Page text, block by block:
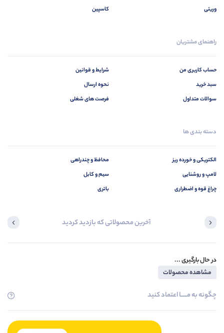
وریتی
کاسپین
راهنمای مشتریان
حساب کاربری من
سبد خرید
سوالات متداول
شرایط و قوانین
نحوه ارسال
فرصت های شغلی
دسته بندی ها
الکتریکی و خورده ریز
لامپ و روشنایی
چراغ قوه و اضطراری
محافظ و چندراهی
سیم و کابل
باتری
آخرین محصولاتی که بازدید کردید
در حال بارگیری ...
مشاهده محصولات
چگونه به مــــــا اعتماد کنید